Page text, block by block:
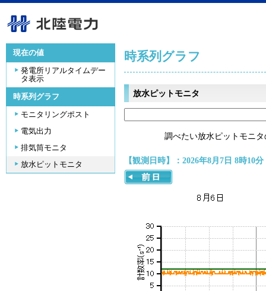
現在の値
発電所リアルタイムデー
タ表示
時系列グラフ
モニタリングポスト
電気出力
排気筒モニタ
放水ピットモニタ
時系列グラフ
放水ピットモニタ
調べたい放水ピットモニ
【観測日時】：2026年8月7日 8時10分